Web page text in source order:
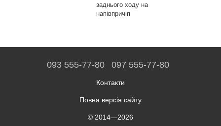
заднього ходу на
напівпричіп
093 555-77-80 097 555-77-80
Контакти
Повна версія сайту
© 2014—2026